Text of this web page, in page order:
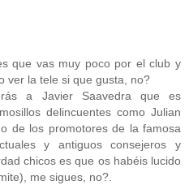
que vas muy poco por el club y
ver la tele si que gusta, no?
a Javier Saavedra que es
delincuentes como Julian
de los promotores de la famosa
y antiguos consejeros y
chicos es que os habéis lucido
me sigues, no?.